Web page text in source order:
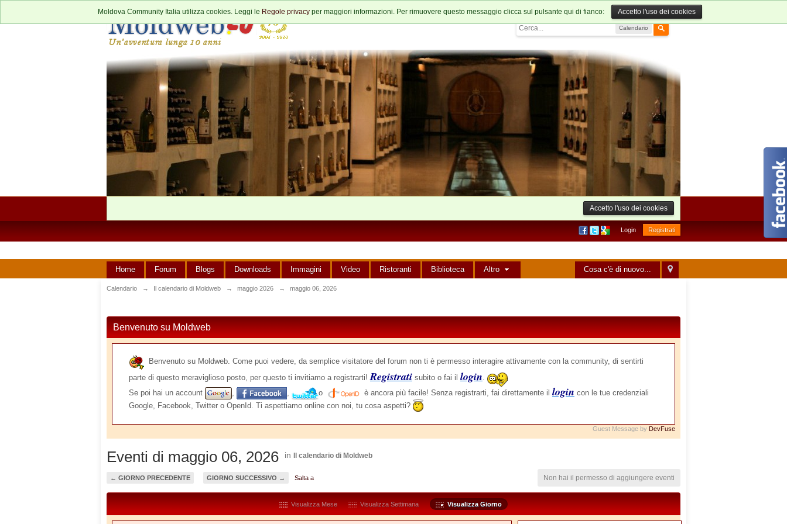
Calendario
Moldova Community Italia utilizza cookies. Leggi le Regole privacy per maggiori informazioni. Per rimuovere questo messaggio clicca sul pulsante qui di fianco: Accetto l'uso dei cookies
Accetto l'uso dei cookies
Login Registrati
Cosa c'è di nuovo...
Home Forum Blogs Downloads Immagini Video Ristoranti Biblioteca Altro
Calendario → Il calendario di Moldweb → maggio 2026 → maggio 06, 2026
Benvenuto su Moldweb
Benvenuto su Moldweb. Come puoi vedere, da semplice visitatore del forum non ti è permesso interagire attivamente con la community, di sentirti
parte di questo meraviglioso posto, per questo ti invitiamo a registrarti!Registrati subito o fai il login.
Se poi hai un account
, , o è ancora più facile! Senza registrarti, fai direttamente il login con le tue credenziali
Google, Facebook, Twitter o OpenId. Ti aspettiamo online con noi, tu cosa aspetti?
Guest Message by DevFuse
Eventi di maggio 06, 2026 in Il calendario di Moldweb
← GIORNO PRECEDENTE GIORNO SUCCESSIVO → Salta a Non hai il permesso di aggiungere eventi
Visualizza Mese Visualizza Settimana Visualizza Giorno